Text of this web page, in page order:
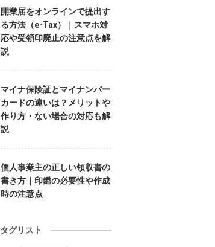
開業届をオンラインで提出す
る方法（e-Tax）｜スマホ対
応や受領印廃止の注意点を解
説
マイナ保険証とマイナンバー
カードの違いは？メリットや
作り方・ない場合の対応も解
説
個人事業主の正しい領収書の
書き方｜印鑑の必要性や作成
時の注意点
タグリスト